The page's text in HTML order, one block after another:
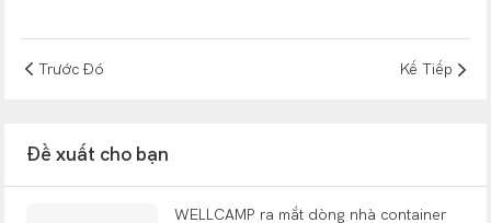
Trước Đó Kế Tiếp
Đề xuất cho bạn
WELLCAMP ra mắt dòng nhà container